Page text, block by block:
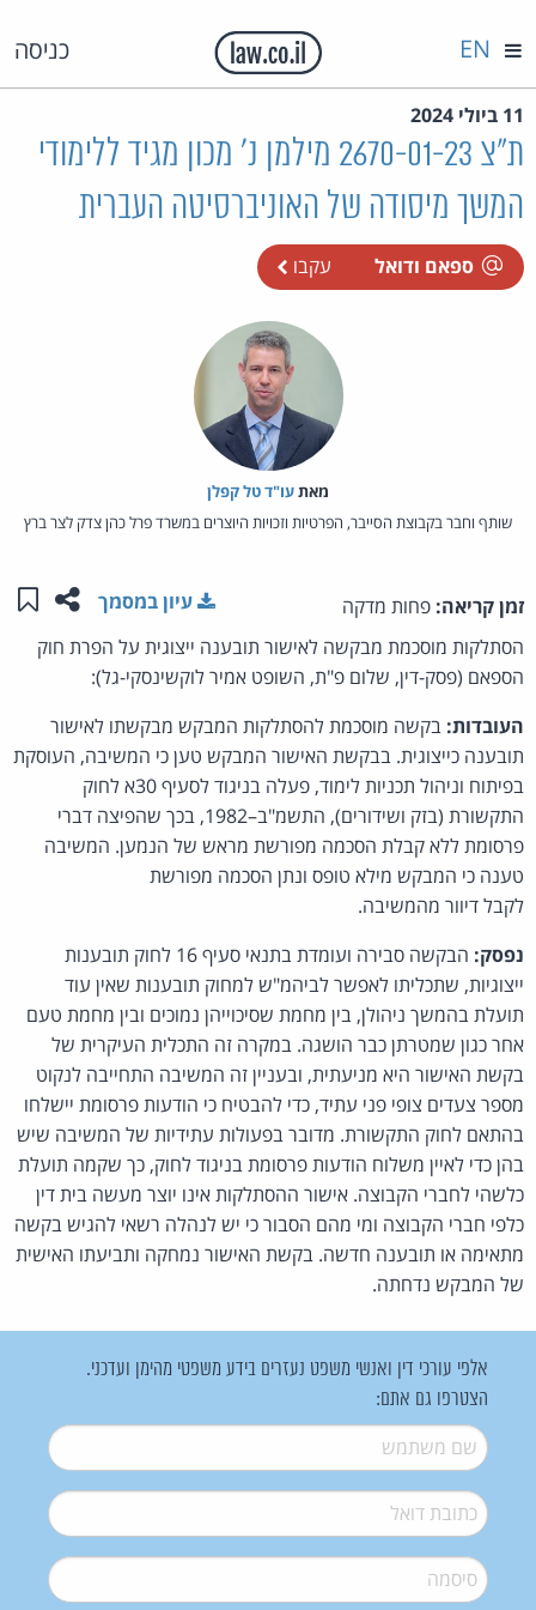
כניסה EN
11 ביולי 2024
ת"צ 2670-01-23 מילמן נ' מכון מגיד ללימודי
המשך מיסודה של האוניברסיטה העברית
ספאם ודואל עקבו
מאת‏עו"ד טל קפלן
שותף וחבר בקבוצת הסייבר, הפרטיות וזכויות היוצרים במשרד פרל כהן צדק לצר ברץ
זמן קריאה: פחות מדקה שתפו
עיון במסמך
הסתלקות מוסכמת מבקשה לאישור תובענה ייצוגית על הפרת חוק
הספאם (פסק-דין, שלום פ"ת, השופט אמיר לוקשינסקי-גל):
העובדות: בקשה מוסכמת להסתלקות המבקש מבקשתו לאישור
תובענה כייצוגית. בבקשת האישור המבקש טען כי המשיבה, העוסקת
בפיתוח וניהול תכניות לימוד, פעלה בניגוד לסעיף 30א לחוק
התקשורת (בזק ושידורים), התשמ"ב–1982, בכך שהפיצה דברי
פרסומת ללא קבלת הסכמה מפורשת מראש של הנמען. המשיבה
טענה כי המבקש מילא טופס ונתן הסכמה מפורשת
לקבל דיוור מהמשיבה.
נפסק:
הבקשה סבירה ועומדת בתנאי סעיף 16 לחוק תובענות
ייצוגיות, שתכליתו לאפשר לביהמ"ש למחוק תובענות שאין עוד
תועלת בהמשך ניהולן, בין מחמת שסיכוייהן נמוכים ובין מחמת טעם
אחר כגון שמטרתן כבר הושגה. במקרה זה התכלית העיקרית של
בקשת האישור היא מניעתית, ובעניין זה המשיבה התחייבה לנקוט
מספר צעדים צופי פני עתיד, כדי להבטיח כי הודעות פרסומת יישלחו
בהתאם לחוק התקשורת. מדובר בפעולות עתידיות של המשיבה שיש
בהן כדי לאיין משלוח הודעות פרסומת בניגוד לחוק, כך שקמה תועלת
כלשהי לחברי הקבוצה. אישור ההסתלקות אינו יוצר מעשה בית דין
כלפי חברי הקבוצה ומי מהם הסבור כי יש לנהלה רשאי להגיש בקשה
מתאימה או תובענה חדשה. בקשת האישור נמחקה ותביעתו האישית
של המבקש נדחתה.
אלפי עורכי דין ואנשי משפט נעזרים בידע משפטי מהימן ועדכני.
הצטרפו גם אתם:
שם משתמש*
דואל*
סיסמה*